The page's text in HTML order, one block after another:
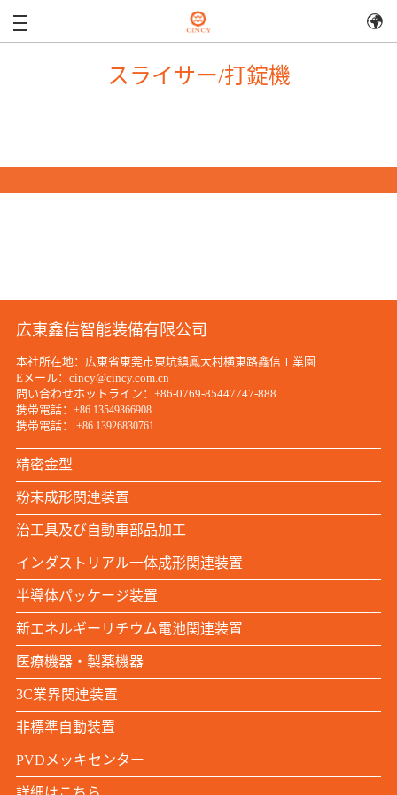
スライサー/打錠機
広東鑫信智能装備有限公司
本社所在地：広東省東莞市東坑鎮鳳大村横東路鑫信工業園
Eメール：cincy@cincy.com.cn
問い合わせホットライン：+86-0769-85447747-888
携帯電話： +86 13549366908
携帯電話： +86 13926830761
精密金型
粉末成形関連装置
治工具及び自動車部品加工
インダストリアル一体成形関連装置
半導体パッケージ装置
新エネルギーリチウム電池関連装置
医療機器・製薬機器
3C業界関連装置
非標準自動装置
PVDメッキセンター